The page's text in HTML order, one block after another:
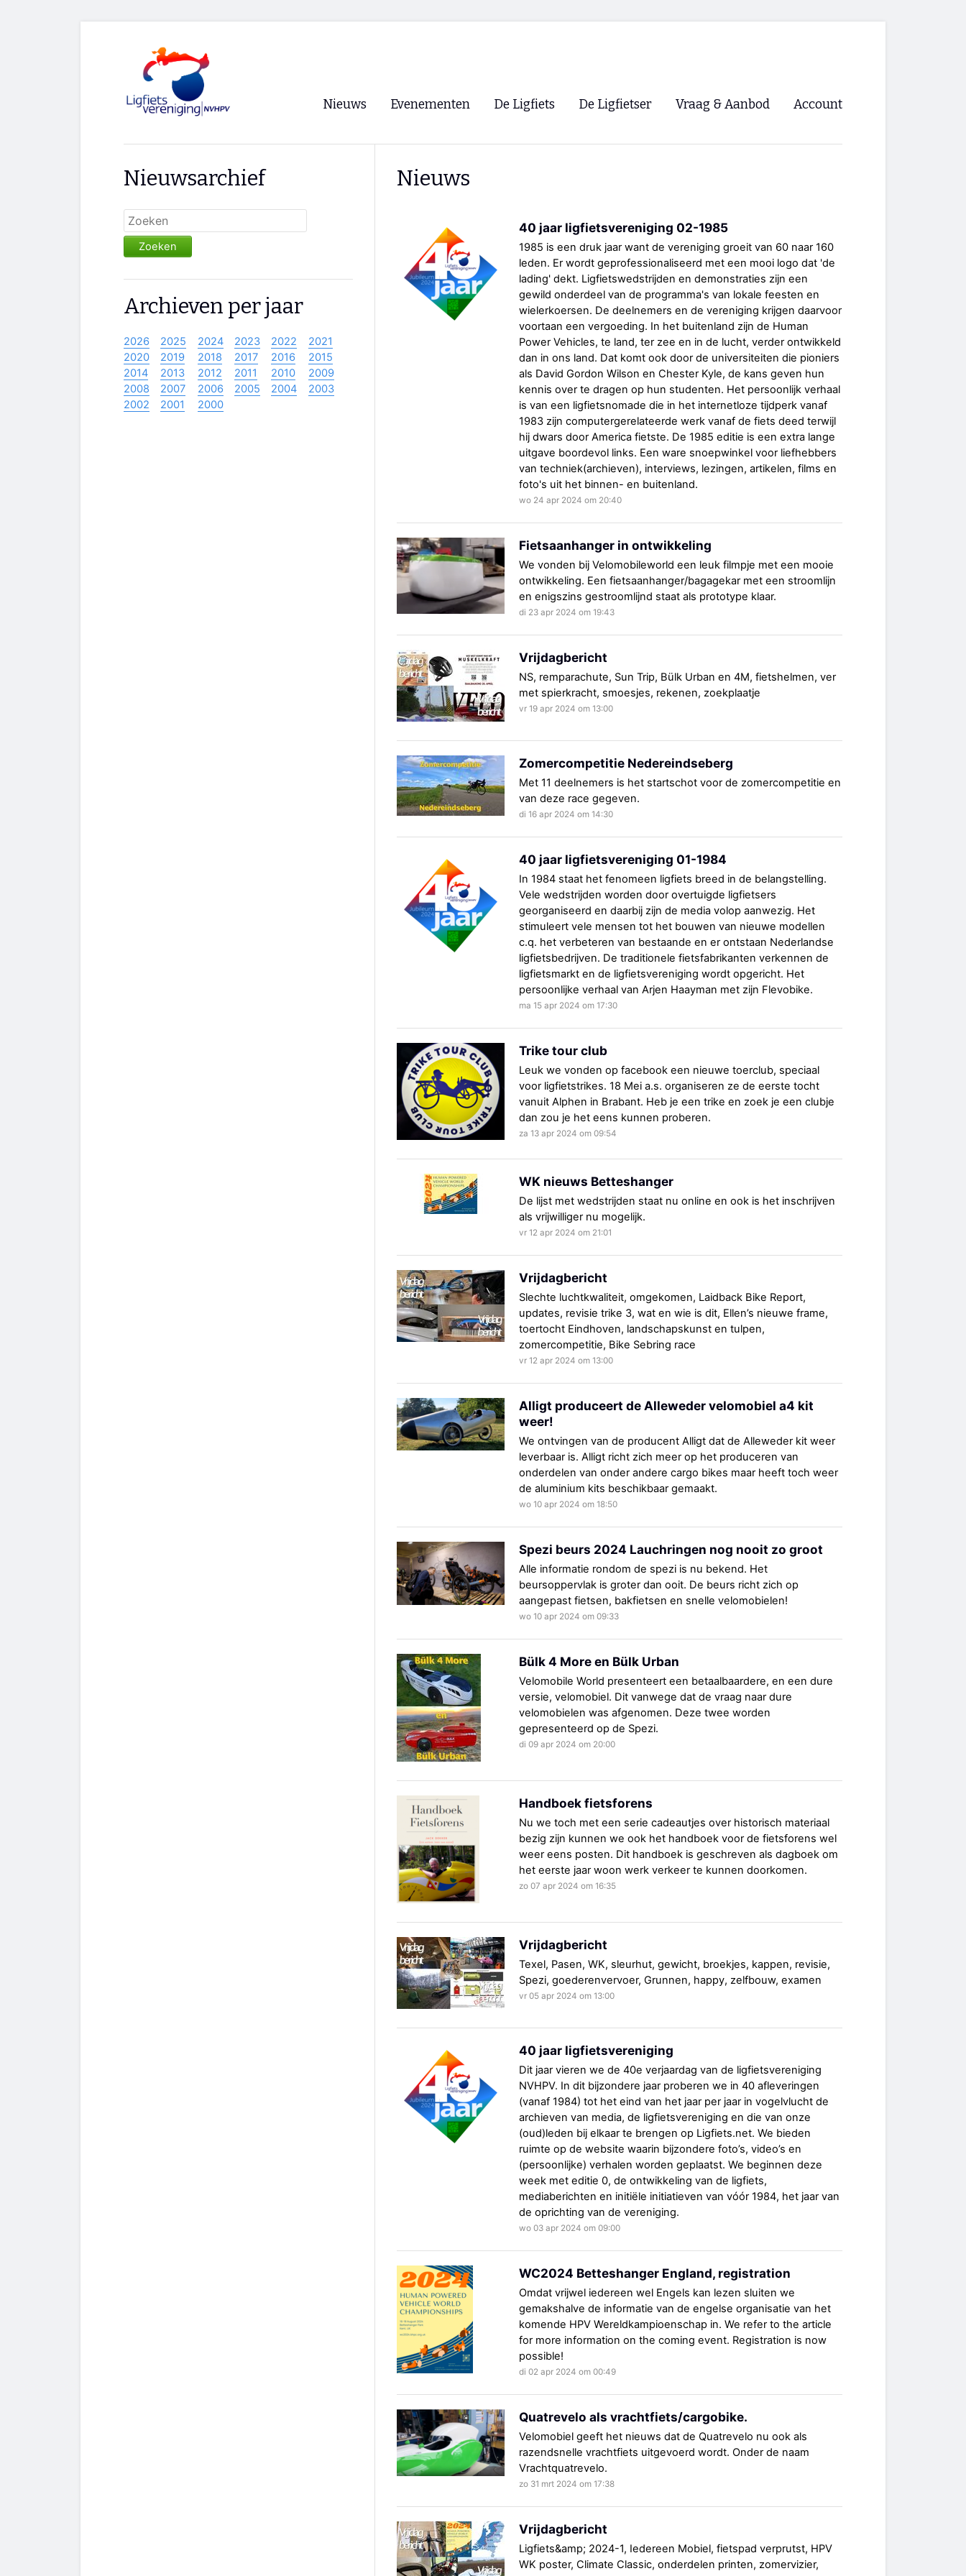
Nieuws Evenementen
Paastreffen
CycleVision
Oliebollentocht
De Ligfiets De Ligfietser
Lokale Fietsverenigingen
EHPVA & EuSupino 🡺
Forum ligfietsers.nl 🡺
Vraag & Aanbod Account
Nieuws
40 jaar ligfietsvereniging 02-1985
1985 is een druk jaar want de vereniging groeit van 60 naar 160
leden. Er wordt geprofessionaliseerd met een mooi logo dat 'de
lading' dekt. Ligfietswedstrijden en demonstraties zijn een
gewild onderdeel van de programma's van lokale feesten en
wielerkoersen. De deelnemers en de vereniging krijgen daarvoor
voortaan een vergoeding. In het buitenland zijn de Human
Power Vehicles, te land, ter zee en in de lucht, verder ontwikkeld
dan in ons land. Dat komt ook door de universiteiten die pioniers
als David Gordon Wilson en Chester Kyle, de kans geven hun
kennis over te dragen op hun studenten. Het persoonlijk verhaal
is van een ligfietsnomade die in het internetloze tijdperk vanaf
1983 zijn computergerelateerde werk vanaf de fiets deed terwijl
hij dwars door America fietste. De 1985 editie is een extra lange
uitgave boordevol links. Een ware snoepwinkel voor liefhebbers
van techniek(archieven), interviews, lezingen, artikelen, films en
foto's uit het binnen- en buitenland.
wo 24 apr 2024 om 20:40
Fietsaanhanger in ontwikkeling
We vonden bij Velomobileworld een leuk filmpje met een mooie
ontwikkeling. Een fietsaanhanger/bagagekar met een stroomlijn
en enigszins gestroomlijnd staat als prototype klaar.
di 23 apr 2024 om 19:43
Vrijdagbericht
NS, remparachute, Sun Trip, Bülk Urban en 4M, fietshelmen, ver
met spierkracht, smoesjes, rekenen, zoekplaatje
vr 19 apr 2024 om 13:00
Zomercompetitie Nedereindseberg
Met 11 deelnemers is het startschot voor de zomercompetitie en
van deze race gegeven.
di 16 apr 2024 om 14:30
40 jaar ligfietsvereniging 01-1984
In 1984 staat het fenomeen ligfiets breed in de belangstelling.
Vele wedstrijden worden door overtuigde ligfietsers
georganiseerd en daarbij zijn de media volop aanwezig. Het
stimuleert vele mensen tot het bouwen van nieuwe modellen
c.q. het verbeteren van bestaande en er ontstaan Nederlandse
ligfietsbedrijven. De traditionele fietsfabrikanten verkennen de
ligfietsmarkt en de ligfietsvereniging wordt opgericht. Het
persoonlijke verhaal van Arjen Haayman met zijn Flevobike.
ma 15 apr 2024 om 17:30
Trike tour club
Leuk we vonden op facebook een nieuwe toerclub, speciaal
voor ligfietstrikes. 18 Mei a.s. organiseren ze de eerste tocht
vanuit Alphen in Brabant. Heb je een trike en zoek je een clubje
dan zou je het eens kunnen proberen.
za 13 apr 2024 om 09:54
WK nieuws Betteshanger
De lijst met wedstrijden staat nu online en ook is het inschrijven
als vrijwilliger nu mogelijk.
vr 12 apr 2024 om 21:01
Vrijdagbericht
Slechte luchtkwaliteit, omgekomen, Laidback Bike Report,
updates, revisie trike 3, wat en wie is dit, Ellen’s nieuwe frame,
toertocht Eindhoven, landschapskunst en tulpen,
zomercompetitie, Bike Sebring race
vr 12 apr 2024 om 13:00
Alligt produceert de Alleweder velomobiel a4 kit
weer!
We ontvingen van de producent Alligt dat de Alleweder kit weer
leverbaar is. Alligt richt zich meer op het produceren van
onderdelen van onder andere cargo bikes maar heeft toch weer
de aluminium kits beschikbaar gemaakt.
wo 10 apr 2024 om 18:50
Spezi beurs 2024 Lauchringen nog nooit zo groot
Alle informatie rondom de spezi is nu bekend. Het
beursoppervlak is groter dan ooit. De beurs richt zich op
aangepast fietsen, bakfietsen en snelle velomobielen!
wo 10 apr 2024 om 09:33
Bülk 4 More en Bülk Urban
Velomobile World presenteert een betaalbaardere, en een dure
versie, velomobiel. Dit vanwege dat de vraag naar dure
velomobielen was afgenomen. Deze twee worden
gepresenteerd op de Spezi.
di 09 apr 2024 om 20:00
Handboek fietsforens
Nu we toch met een serie cadeautjes over historisch materiaal
bezig zijn kunnen we ook het handboek voor de fietsforens wel
weer eens posten. Dit handboek is geschreven als dagboek om
het eerste jaar woon werk verkeer te kunnen doorkomen.
zo 07 apr 2024 om 16:35
Vrijdagbericht
Texel, Pasen, WK, sleurhut, gewicht, broekjes, kappen, revisie,
Spezi, goederenvervoer, Grunnen, happy, zelfbouw, examen
vr 05 apr 2024 om 13:00
40 jaar ligfietsvereniging
Dit jaar vieren we de 40e verjaardag van de ligfietsvereniging
NVHPV. In dit bijzondere jaar proberen we in 40 afleveringen
(vanaf 1984) tot het eind van het jaar per jaar in vogelvlucht de
archieven van media, de ligfietsvereniging en die van onze
(oud)leden bij elkaar te brengen op Ligfiets.net. We bieden
ruimte op de website waarin bijzondere foto’s, video’s en
(persoonlijke) verhalen worden geplaatst. We beginnen deze
week met editie 0, de ontwikkeling van de ligfiets,
mediaberichten en initiële initiatieven van vóór 1984, het jaar van
de oprichting van de vereniging.
wo 03 apr 2024 om 09:00
WC2024 Betteshanger England, registration
Omdat vrijwel iedereen wel Engels kan lezen sluiten we
gemakshalve de informatie van de engelse organisatie van het
komende HPV Wereldkampioenschap in. We refer to the article
for more information on the coming event. Registration is now
possible!
di 02 apr 2024 om 00:49
Quatrevelo als vrachtfiets/cargobike.
Velomobiel geeft het nieuws dat de Quatrevelo nu ook als
razendsnelle vrachtfiets uitgevoerd wordt. Onder de naam
Vrachtquatrevelo.
zo 31 mrt 2024 om 17:38
Vrijdagbericht
Ligfiets&amp; 2024-1, Iedereen Mobiel, fietspad verprutst, HPV
WK poster, Climate Classic, onderdelen printen, zomervizier,
Nieuwsarchief
Zoeken
Archieven per jaar
2026 2025 2024 2023 2022
2021
2020
2019 2018 2017 2016
2015
2014
2013 2012 2011 2010
2009
2008
2007 2006 2005 2004
2003
2002
2001 2000